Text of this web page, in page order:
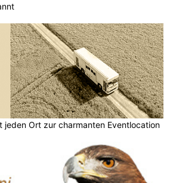
jeden Ort zur charmanten Eventlocation